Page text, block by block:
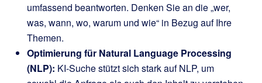
umfassend beantworten. Denken Sie an die „wer,
was, wann, wo, warum und wie“ in Bezug auf Ihre
Themen.
Optimierung für Natural Language Processing
(NLP): KI-Suche stützt sich stark auf NLP, um